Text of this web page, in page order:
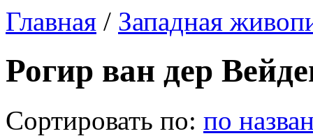
Главная / Западная
Рогир ван дер
Сортировать по: по